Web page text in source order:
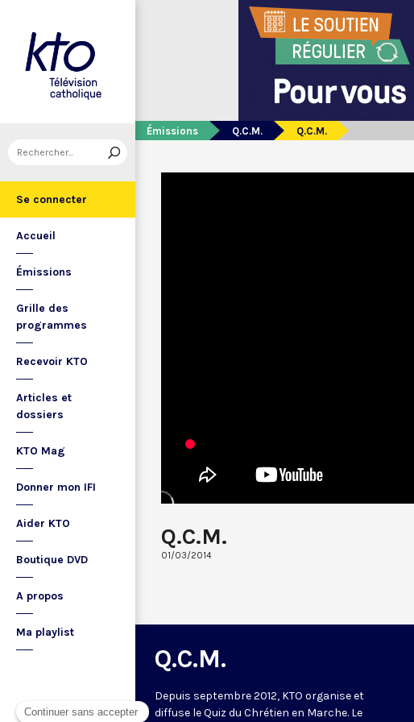
Se connecter
Accueil
Émissions
Grille des
programmes
Recevoir KTO
Articles et
dossiers
KTO Mag
Donner mon IFI
Aider KTO
Boutique DVD
A propos
Ma playlist
Émissions Q.C.M. Q.C.M.
Q.C.M.
01/03/2014
Q.C.M.
Depuis septembre 2012, KTO organise et
diffuse le Quiz du Chrétien en Marche. Le